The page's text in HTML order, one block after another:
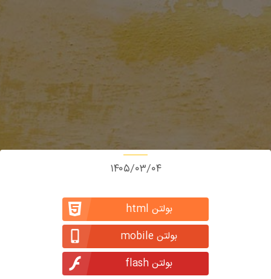
۱۴۰۵/۰۳/۰۴
بولتن html
بولتن mobile
بولتن flash